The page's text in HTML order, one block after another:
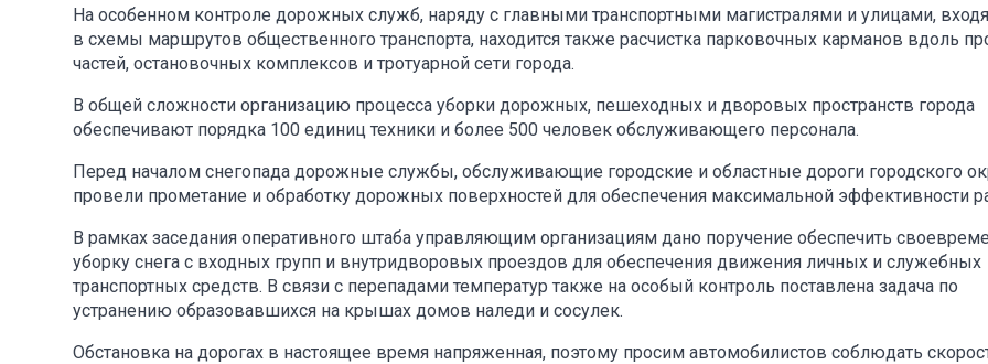
На особенном контроле дорожных служб, наряду с главными транспортными магистралями и улицами,
в схемы маршрутов общественного транспорта, находится также расчистка парковочных карманов вдоль
частей, остановочных комплексов и тротуарной сети города.
В общей сложности организацию процесса уборки дорожных, пешеходных и дворовых пространств города
обеспечивают порядка 100 единиц техники и более 500 человек обслуживающего персонала.
Перед началом снегопада дорожные службы, обслуживающие городские и областные дороги городского
провели прометание и обработку дорожных поверхностей для обеспечения максимальной эффективности
В рамках заседания оперативного штаба управляющим организациям дано поручение обеспечить
уборку снега с входных групп и внутридворовых проездов для обеспечения движения личных и служебных
транспортных средств. В связи с перепадами температур также на особый контроль поставлена задача по
устранению образовавшихся на крышах домов наледи и сосулек.
Обстановка на дорогах в настоящее время напряженная, поэтому просим автомобилистов соблюдать